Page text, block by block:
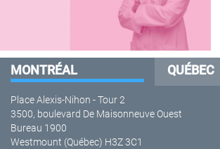
MONTRÉAL QUÉBEC
Place Alexis-Nihon - Tour 2
3500, boulevard De Maisonneuve Ouest
Bureau 1900
Westmount (Québec) H3Z 3C1